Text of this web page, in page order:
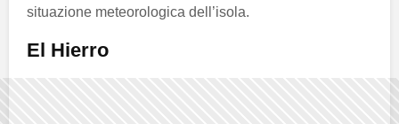
situazione meteorologica dell’isola.
El Hierro